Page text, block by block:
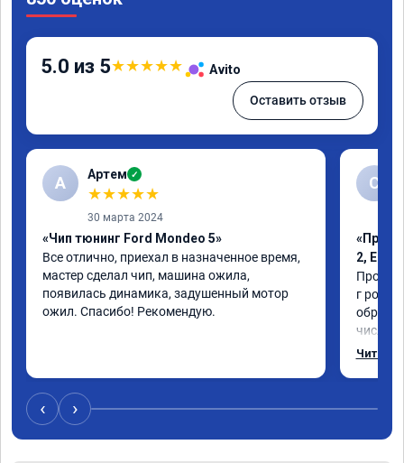
5.0 из 5★★★★★ Avito
Оставить отзыв
А Артем ✓
★★★★★
30 марта 2024
«Чип тюнинг Ford Mondeo 5»
Все отлично, приехал в назначенное время,
мастер сделал чип, машина ожила,
появилась динамика, задушенный мотор
ожил. Спасибо! Рекомендую.
С
2, Егр
г
число,
важно
Читать
‹ ›